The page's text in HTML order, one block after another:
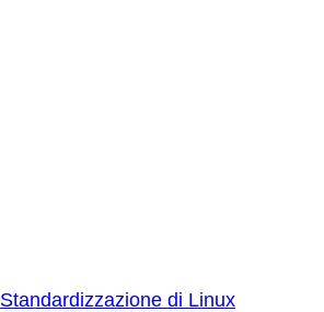
Standardizzazione di Linux